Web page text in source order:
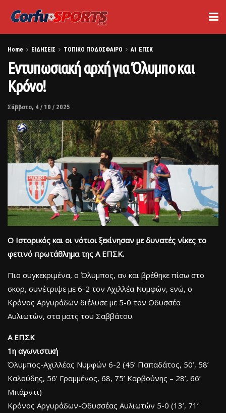
Home ΕΙΔΗΣΕΙΣ ΤΟΠΙΚΟ ΠΟΔΟΣΦΑΙΡΟ Α1 ΕΠΣΚ
Εντυπωσιακή αρχή για Όλυμπο και
Κρόνο!
Σάββατο, 4 / 10 / 2025
Ο Ιστορικός και οι νότιοι ξεκίνησαν με δυνατές νίκες το
φετινό πρωτάθλημα της Α ΕΠΣΚ.
Πιο συγκεκριμένα, ο Όλυμπος, αν και βρέθηκε πίσω στο
σκορ, συνέτριψε με 6-2 τον Αχιλλέα Νυμφών, ενώ, ο
Κρόνος Αργυράδων διέλυσε με 5-0 τον Οδυσσέα
Αυλιωτών, στα ματς του Σαββάτου.
A ΕΠΣΚ
1η αγωνιστική
Όλυμπος-Αχιλλέας Νυμφών 6-2 (45’ Παπαδάτος, 50’, 58’
Καλούδης, 56’ Γραμμένος, 68, 75’ Καρβούνης – 28’, 66’
Μπάρντι)
Κρόνος Αργυράδων-Οδυσσέας Αυλιωτών 5-0 (13’, 71’